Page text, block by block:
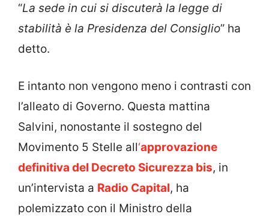
“La sede in cui si discuterà la legge di
stabilità è la Presidenza del Consiglio” ha
detto.
E intanto non vengono meno i contrasti con
l’alleato di Governo. Questa mattina
Salvini, nonostante il sostegno del
Movimento 5 Stelle all‘approvazione
definitiva del Decreto Sicurezza bis, in
un’intervista a Radio Capital, ha
polemizzato con il Ministro della